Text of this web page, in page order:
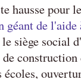
hausse pour
géant de
siège social